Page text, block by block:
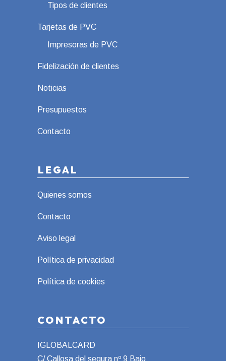
Tipos de clientes
Tarjetas de PVC
Impresoras de PVC
Fidelización de clientes
Noticias
Presupuestos
Contacto
LEGAL
Quienes somos
Contacto
Aviso legal
Política de privacidad
Política de cookies
CONTACTO
IGLOBALCARD
C/ Callosa del segura nº 9 Bajo